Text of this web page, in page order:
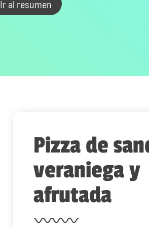
Ir al resumen
Pizza de
veraniega y
afrutada